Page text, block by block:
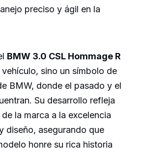
preciso y ágil en la
BMW 3.0 CSL Hommage R
sino un símbolo de
BMW, donde el pasado y el
Su desarrollo refleja
la marca a la excelencia
diseño, asegurando que
honre su rica historia